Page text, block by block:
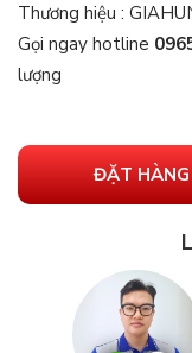
Thương hiệu :
Gọi ngay hotline
lượng
ĐẶT HÀNG